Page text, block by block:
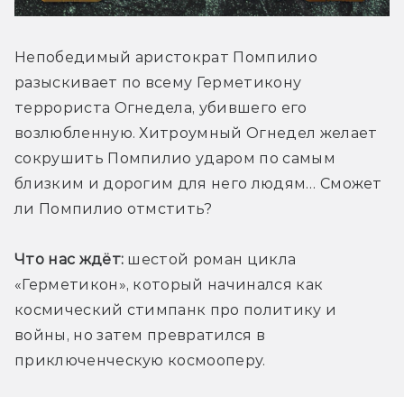
Непобедимый аристократ Помпилио
разыскивает по всему Герметикону
террориста Огнедела, убившего его
возлюбленную. Хитроумный Огнедел желает
сокрушить Помпилио ударом по самым
близким и дорогим для него людям… Сможет
ли Помпилио отмстить?
Что нас ждёт: шестой роман цикла
«Герметикон», который начинался как
космический стимпанк про политику и
войны, но затем превратился в
приключенческую космооперу.